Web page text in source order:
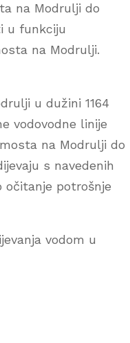
na Modrulji do
u funkciju
na Modrulji.
u dužini 1164
vodovodne linije
na Modrulji do
s navedenih
očitanje potrošnje
vodom u